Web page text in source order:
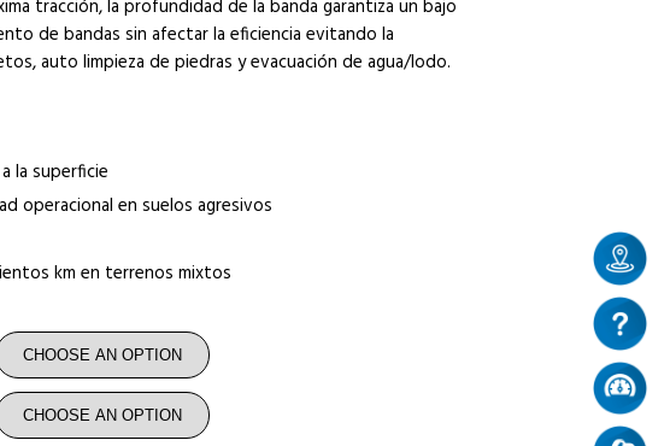
tracción, la profundidad de la banda garantiza un bajo
de bandas sin afectar la eficiencia evitando la
auto limpieza de piedras y evacuación de agua/lodo.
la superficie
operacional en suelos agresivos
km en terrenos mixtos